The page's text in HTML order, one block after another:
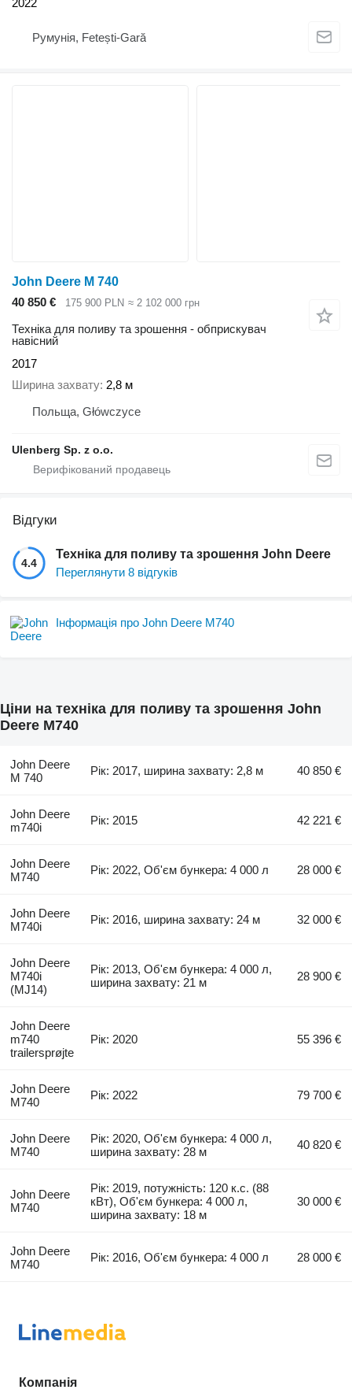
Румунія, Fetești-Gară
John Deere M 740
40 850 €
175 900 PLN ≈ 2 102 000 грн
Техніка для поливу та зрошення - обприскувач
навісний
2017
Ширина захвату 2,8 м
Польща, Główczyce
Ulenberg Sp. z o.o.
Відгуки
4.4
Техніка для поливу та зрошення John Deere
Переглянути 8 відгуків
Інформація про John Deere M740
Ціни на техніка для поливу та зрошення John
Deere M740
John Deere
M 740
Рік: 2017, ширина захвату: 2,8 м 40 850 €
John Deere
m740i
Рік: 2015 42 221 €
John Deere
M740
Рік: 2022, Об'єм бункера: 4 000 л 28 000 €
John Deere
M740i
Рік: 2016, ширина захвату: 24 м 32 000 €
John Deere
M740i
(MJ14)
Рік: 2013, Об'єм бункера: 4 000 л,
ширина захвату: 21 м
28 900 €
John Deere
m740
trailersprøjte
Рік: 2020 55 396 €
John Deere
M740
Рік: 2022 79 700 €
John Deere
M740
Рік: 2020, Об'єм бункера: 4 000 л,
ширина захвату: 28 м
40 820 €
John Deere
M740
Рік: 2019, потужність: 120 к.с. (88
кВт), Об'єм бункера: 4 000 л,
ширина захвату: 18 м
30 000 €
John Deere
M740
Рік: 2016, Об'єм бункера: 4 000 л 28 000 €
Компанія